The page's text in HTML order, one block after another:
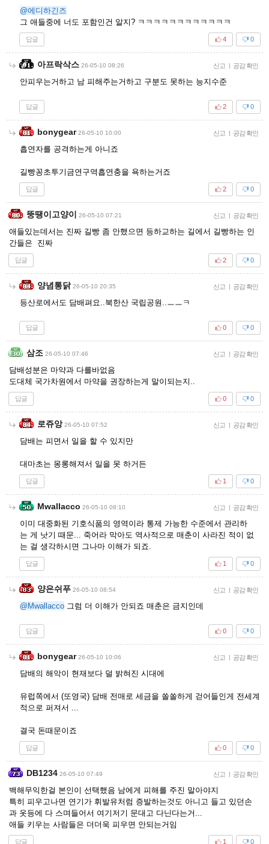
@에디하긴즈
그 애들중에 너도 포함인건 알지? ㅋㅋㅋㅋㅋㅋㅋㅋㅋㅋㅋㅋ
답글 0
4
아프락삭스 26-05-10 08:26 신고 | 공감 확인
안피우는거하고 남 피해주는거하고 구분도 못하는 능지수준
답글 0
2
bonygear 26-05-10 10:00 신고 | 공감 확인
흡연자를 공격하는게 아니죠
길빵꽁초투기금연구역흡연충을 욕하는거죠
답글 0
2
뚱땡이고양이 26-05-10 07:21 신고 | 공감 확인
애들있는데서는 진짜 길빵 좀 안했으면 등하교하는 길에서 길빵하는 인
간들은 진짜
답글 0
2
양념통닭 26-05-10 20:35 신고 | 공감 확인
등산로에서도 담배펴요..북한산 국립공원..ㅡㅡㅋ
답글 0
0
삼조 26-05-10 07:46 신고 | 공감 확인
담배성분은 마약과 다를바없음
도대체 국가차원에서 마약을 권장하는게 말이되는지..
답글 0
0
로쥬앙 26-05-10 07:52 신고 | 공감 확인
담배는 피면서 일을 할 수 있지만
대마초는 몽롱해져서 일을 못 하거든
답글 0
1
Mwallacco 26-05-10 08:10 신고 | 공감 확인
이미 대중화된 기호식품의 영역이라 통제 가능한 수준에서 관리하
는 게 낫기 때문... 죽어라 막아도 역사적으로 매춘이 사라진 적이 없
는 걸 생각하시면 그나마 이해가 되죠.
답글 0
1
양은쉬푸 26-05-10 08:54 신고 | 공감 확인
@Mwallacco 그럼 더 이해가 안되죠 매춘은 금지인데
답글 0
0
bonygear 26-05-10 10:06 신고 | 공감 확인
담배의 해악이 현재보다 덜 밝혀진 시대에
유럽쪽에서 (또영국) 담배 전매로 세금을 쏠쏠하게 걷어들인게 전세계
적으로 퍼져서 ...
결국 돈때문이죠
답글 0
0
DB1234 26-05-10 07:49 신고 | 공감 확인
백해무익한걸 본인이 선택했음 남에게 피해를 주진 말아야지
특히 피우고나면 연기가 휘발유처럼 증발하는것도 아니고 들고 있던손
과 옷등에 다 스며들어서 여기저기 문대고 다닌다는거...
애들 키우는 사람들은 더더욱 피우면 안되는거임
답글 0
1